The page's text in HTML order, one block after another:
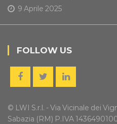
9 Aprile 2025
FOLLOW US
© LWI S.r.l. - Via Vicinale dei
Sabazia (RM) P.IVA